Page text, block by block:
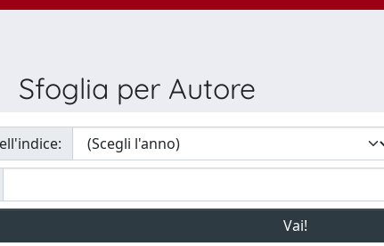
Sfoglia per Autore